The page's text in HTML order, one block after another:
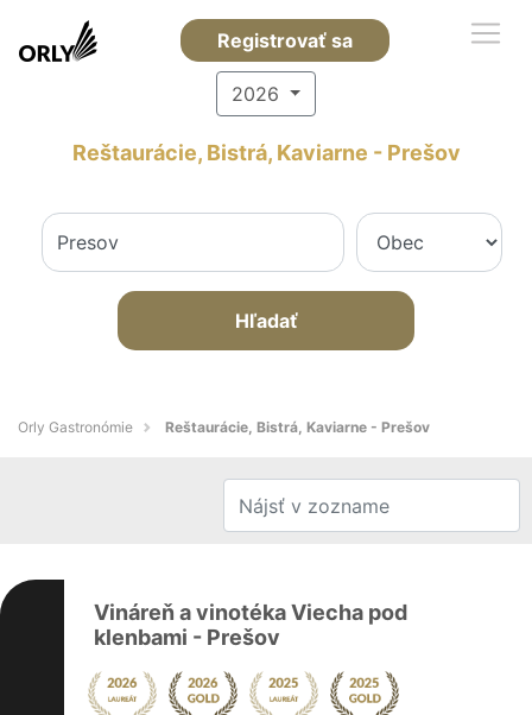
Registrovať sa
2026
Reštaurácie, Bistrá, Kaviarne - Prešov
Hľadať
Orly Gastronómie Reštaurácie, Bistrá, Kaviarne - Prešov
Vináreň a vinotéka Viecha pod
klenbami - Prešov